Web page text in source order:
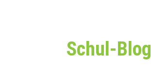
Schul-Blog